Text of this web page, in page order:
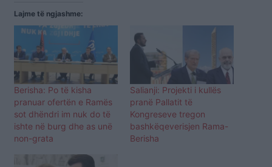
Lajme të ngjashme:
Berisha: Po të kisha
pranuar ofertën e Ramës
sot dhëndri im nuk do të
ishte në burg dhe as unë
non-grata
Salianji: Projekti i kullës
pranë Pallatit të
Kongreseve tregon
bashkëqeverisjen Rama-
Berisha